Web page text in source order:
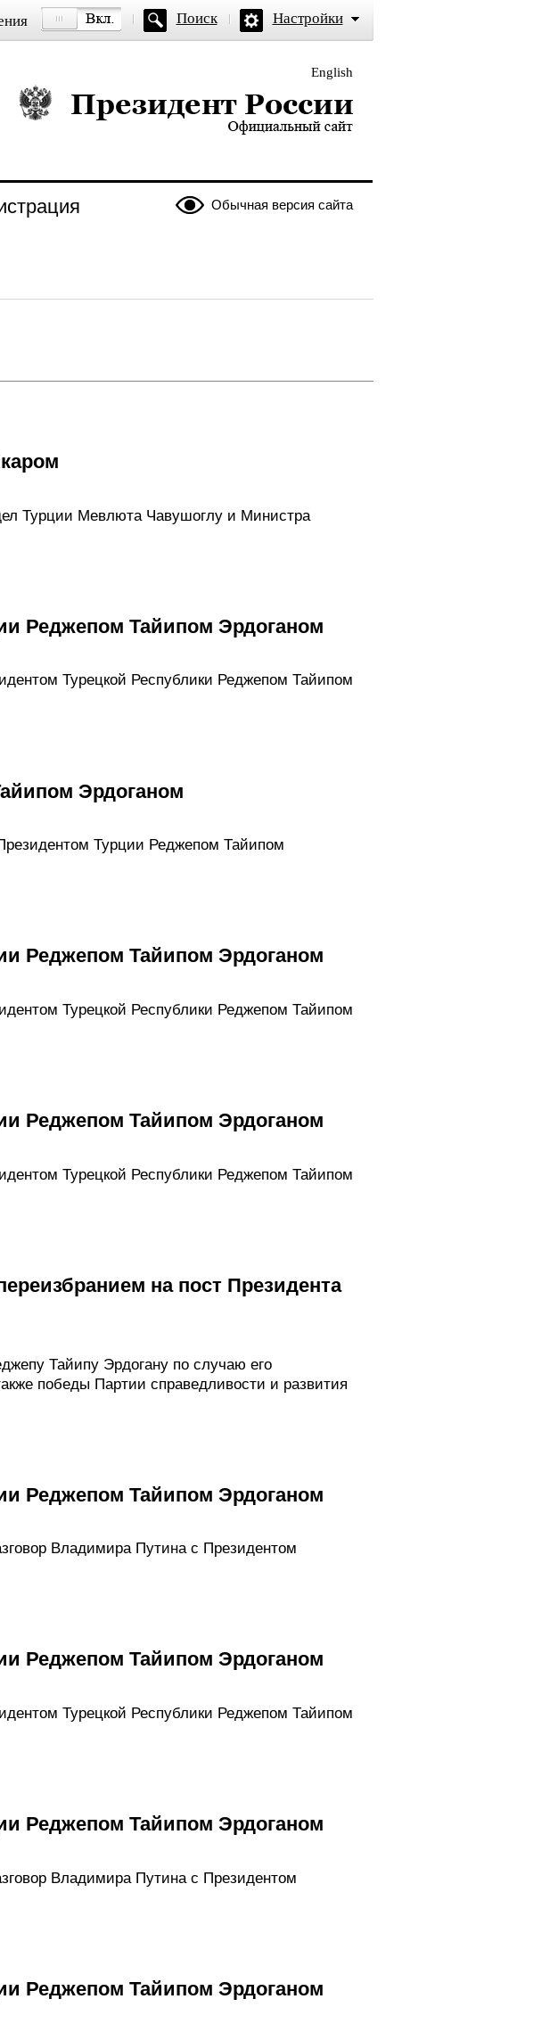
Поиск Настройки
English
Президент России — официальный сайт
Обычная версия сайта
Турции Мевлюта Чавушоглу и Министра
Реджепом Тайипом Эрдоганом
Турецкой Республики Реджепом Тайипом
Эрдоганом
Турции Реджепом Тайипом
Реджепом Тайипом Эрдоганом
Турецкой Республики Реджепом Тайипом
Реджепом Тайипом Эрдоганом
Турецкой Республики Реджепом Тайипом
на пост Президента
Тайипу Эрдогану по случаю его
победы Партии справедливости и развития
Реджепом Тайипом Эрдоганом
Владимира Путина с Президентом
Реджепом Тайипом Эрдоганом
Турецкой Республики Реджепом Тайипом
Реджепом Тайипом Эрдоганом
Владимира Путина с Президентом
Реджепом Тайипом Эрдоганом